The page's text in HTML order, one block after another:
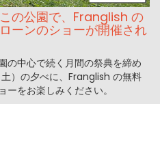
の公園で、Franglish の
ーンのショーが開催され
の中心で続く月間の祭典を締め
）の夕べに、Franglish の無料
をお楽しみください。